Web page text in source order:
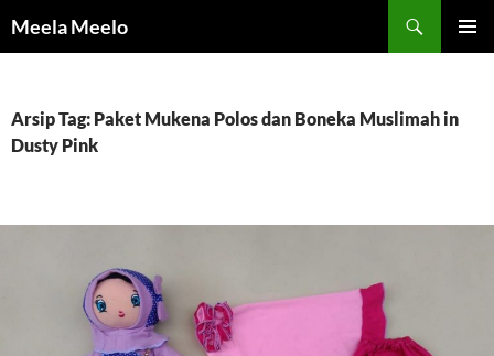
keMeela Meelo
Arsip Tag: Paket Mukena Polos dan Boneka Muslimah in
Dusty Pink